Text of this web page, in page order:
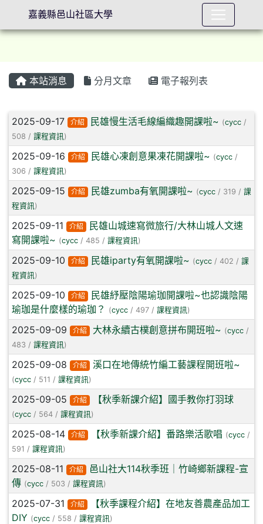
本站消息 分月文章 電子報列表
文章列表
2025-09-17 介紹 民雄慢生活毛線編織趣開課啦~ (cycc/
508 / 課程資訊)
2025-09-16 介紹 民雄心凍創意果凍花開課啦~ (cycc/
306 / 課程資訊)
2025-09-15 介紹 民雄zumba有氧開課啦~ (cycc/ 319 / 課
程資訊)
2025-09-11 介紹
民雄山城速寫微旅行/大林山城人文速
寫開課啦~ (cycc / 485 / 課程資訊)
2025-09-10 介紹 民雄iparty有氧開課啦~ (cycc/ 402 / 課
程資訊)
2025-09-10 介紹
民雄紓壓陰陽瑜珈開課啦~也認識陰陽
瑜珈是什麼樣的瑜珈？
(cycc / 497 / 課程資訊)
2025-09-09 介紹 大林永續古樸創意拼布開班啦~ (cycc/
483 / 課程資訊)
2025-09-08 介紹 溪口在地傳統竹編工藝課程開班啦~
(cycc / 511 / 課程資訊)
2025-09-05 介紹 【秋季新課介紹】國手教你打羽球
(cycc / 564 / 課程資訊)
2025-08-14 介紹 【秋季新課介紹】番路樂活歌唱 (cycc/
591 / 課程資訊)
2025-08-11 介紹
邑山社大114秋季班｜竹崎鄉新課程-宣
傳 (cycc / 503 / 課程資訊)
2025-07-31 介紹
【秋季課程介紹】在地友善農產品加工
DIY (cycc / 558 / 課程資訊)
嘉義縣邑山社區大學